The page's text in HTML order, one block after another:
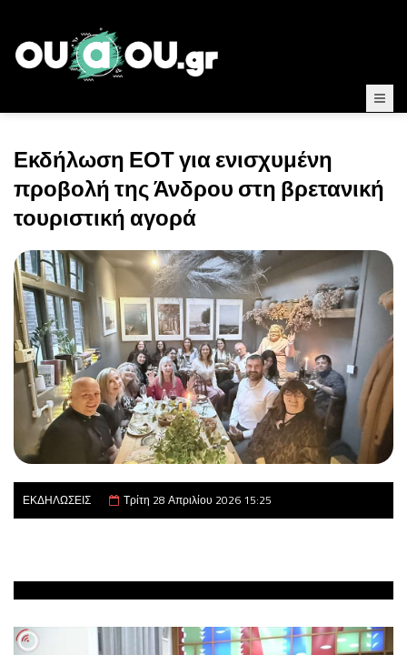
Εκδήλωση ΕΟΤ για ενισχυμένη
προβολή της Άνδρου στη βρετανική
τουριστική αγορά
ΕΚΔΗΛΩΣΕΙΣ Τρίτη 28 Απριλίου 2026 15:25